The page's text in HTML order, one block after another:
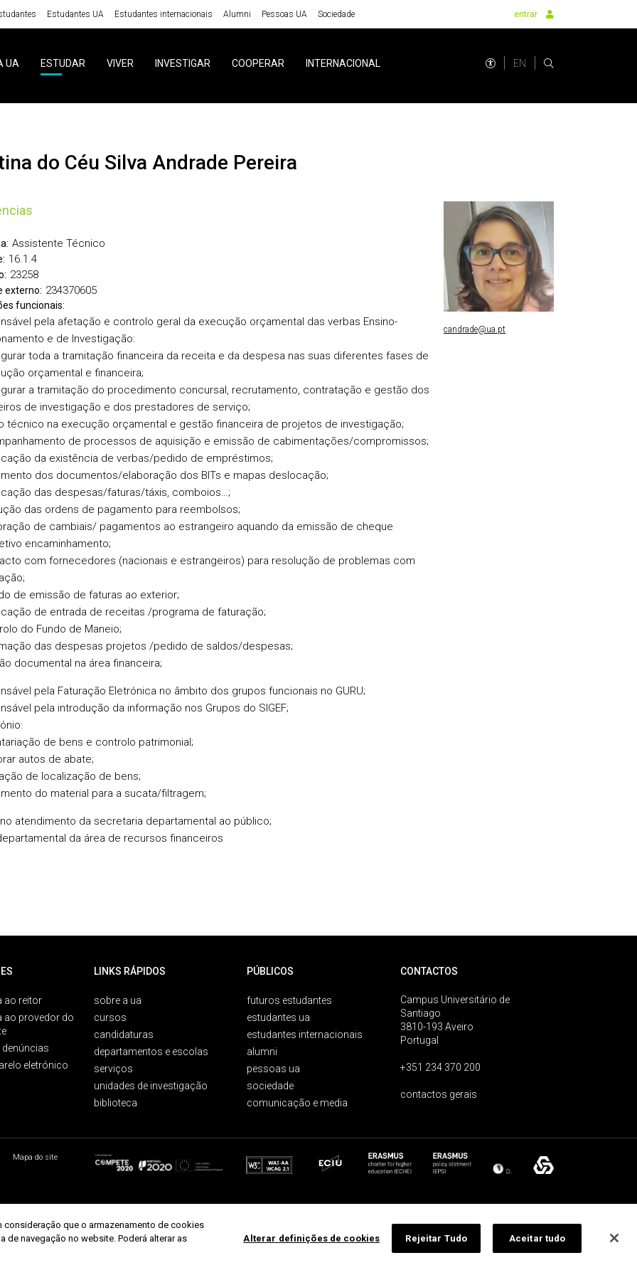
Estudantes UA Estudantes internacionais Alumni Pessoas UA Sociedade entrar
UA ESTUDAR VIVER INVESTIGAR COOPERAR INTERNACIONAL EN
do Céu Silva Andrade Pereira
Assistente Técnico
16.1.4
23258
externo: 234370605
funcionais:
pela afetação e controlo geral da execução orçamental das verbas Ensino-
e de Investigação:
toda a tramitação financeira da receita e da despesa nas suas diferentes fases de
orçamental e financeira;
a tramitação do procedimento concursal, recrutamento, contratação e gestão dos
de investigação e dos prestadores de serviço;
técnico na execução orçamental e gestão financeira de projetos de investigação;
de processos de aquisição e emissão de cabimentações/compromissos;
da existência de verbas/pedido de empréstimos;
dos documentos/elaboração dos BITs e mapas deslocação;
das despesas/faturas/táxis, comboios…;
das ordens de pagamento para reembolsos;
de cambiais/ pagamentos ao estrangeiro aquando da emissão de cheque
encaminhamento;
com fornecedores (nacionais e estrangeiros) para resolução de problemas com
de emissão de faturas ao exterior;
de entrada de receitas /programa de faturação;
do Fundo de Maneio;
das despesas projetos /pedido de saldos/despesas;
documental na área financeira;
pela Faturação Eletrónica no âmbito dos grupos funcionais no GURU;
pela introdução da informação nos Grupos do SIGEF;
de bens e controlo patrimonial;
autos de abate;
de localização de bens;
do material para a sucata/filtragem;
atendimento da secretaria departamental ao público;
da área de recursos financeiros
candrade@ua.pt
ao reitor
ao provedor do
denúncias
eletrónico
LINKS RÁPIDOS
sobre a ua
cursos
candidaturas
departamentos e escolas
serviços
unidades de investigação
biblioteca
PÚBLICOS
futuros estudantes
estudantes ua
estudantes internacionais
alumni
pessoas ua
sociedade
comunicação e media
CONTACTOS
Campus Universitário de
Santiago
3810-193 Aveiro
Portugal
+351 234 370 200
contactos gerais
Mapa do site
que o armazenamento de cookies
navegação no website. Poderá alterar as
Alterar definições de cookies Rejeitar Tudo Aceitar tudo